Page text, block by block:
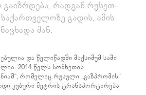
რადგან რუსეთ-
გადის, ამის
მან.
და წელიწადში მაქსიმუმ სამი
2014 წელს სომხეთის
რომელიც რუსული „გაზპრომის“
კუბური მეტრის ტრანსპორტირება